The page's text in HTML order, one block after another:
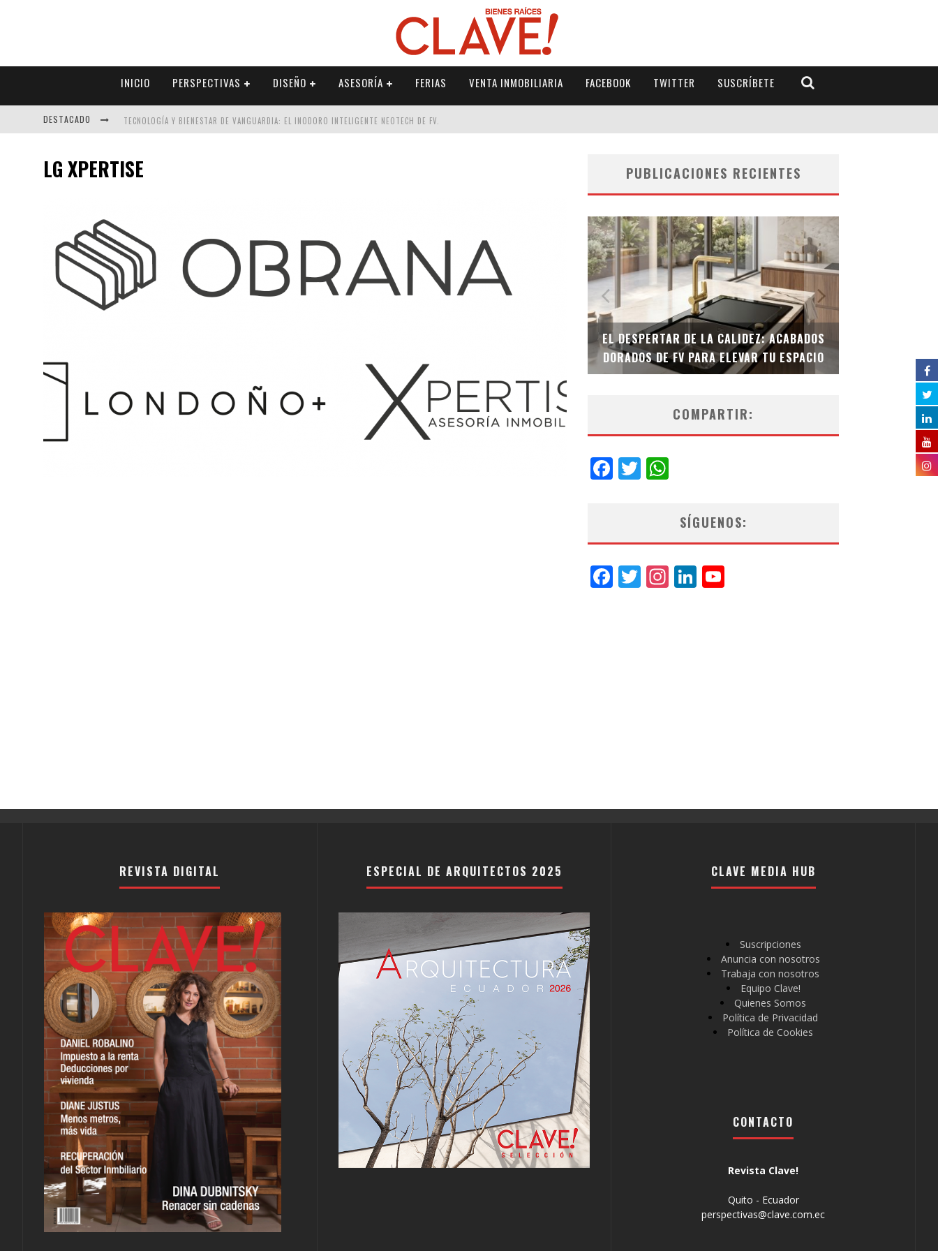
INICIO PERSPECTIVAS DISEÑO ASESORÍA FERIAS VENTA INMOBILIARIA FACEBOOK TWITTER SUSCRÍBETE
DESTACADO TECNOLOGÍA Y BIENESTAR DE VANGUARDIA: EL INODORO INTELIGENTE NEOTECH DE FV.
ALEXANDRA BEDOYA – LA CONSTANCIA DETRÁS DE LA PALETERÍA
LG XPERTISE PUBLICACIONES RECIENTES
EL DESPERTAR DE LA CALIDEZ: ACABADOS
DORADOS DE FV PARA ELEVAR TU ESPACIO
EL INODORO
COMPARTIR:
Facebook
Twitter
SÍGUENOS:
Facebook
Twitter
Instagram
LinkedIn
REVISTA DIGITAL ESPECIAL DE ARQUITECTOS 2025 CLAVE MEDIA HUB
Suscripciones
Anuncia con nosotros
Trabaja con nosotros
Equipo Clave!
Quienes Somos
Política de Privacidad
Política de Cookies
CONTACTO
Revista Clave!
Quito - Ecuador
perspectivas@clave.com.ec